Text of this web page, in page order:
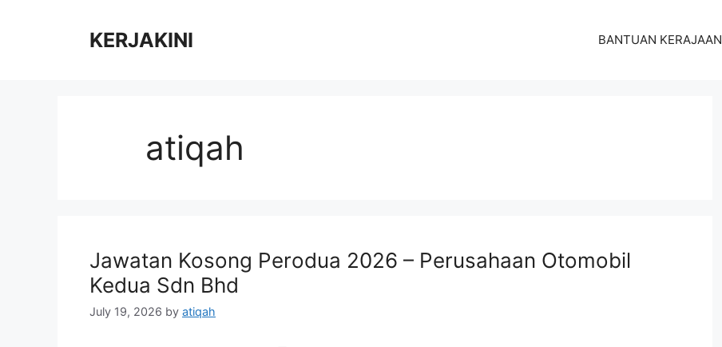
KERJAKINI BANTUAN KERAJAAN
atiqah
Jawatan Kosong Perodua 2026 – Perusahaan Otomobil
Kedua Sdn Bhd
July 19, 2026 by atiqah